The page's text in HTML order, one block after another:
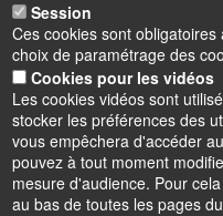
Observatoire des
Campus Géosciences
1A rue de la Férollerie
45071 Orléans cedex 2
Session
Ces cookies sont
choix de paramétrage des
Cookies pour les vidéos
Les cookies vidéos sont
stocker les préférences des
vous empêchera d'accéder
pouvez à tout moment
mesure d'audience. Pour
au bas de toutes les pages